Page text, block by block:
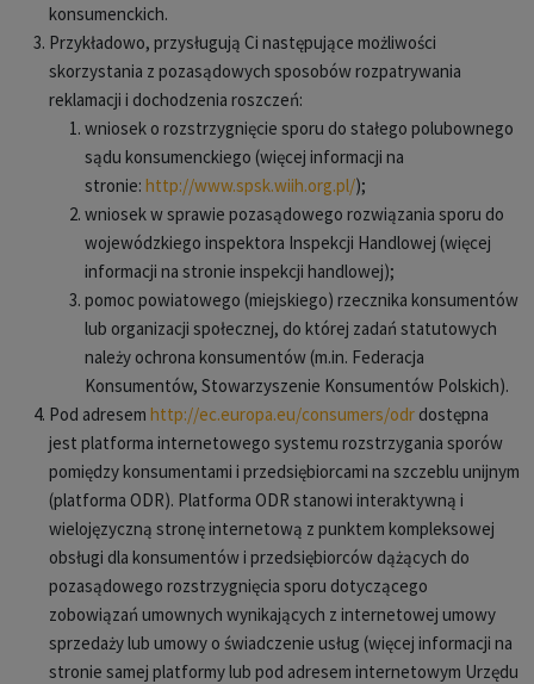
konsumenckich.
Przykładowo, przysługują Ci następujące możliwości
skorzystania z pozasądowych sposobów rozpatrywania
reklamacji i dochodzenia roszczeń:
wniosek o rozstrzygnięcie sporu do stałego polubownego
sądu konsumenckiego (więcej informacji na
stronie:http://www.spsk.wiih.org.pl/);
wniosek w sprawie pozasądowego rozwiązania sporu do
wojewódzkiego inspektora Inspekcji Handlowej (więcej
informacji na stronie inspekcji handlowej);
pomoc powiatowego (miejskiego) rzecznika konsumentów
lub organizacji społecznej, do której zadań statutowych
należy ochrona konsumentów (m.in. Federacja
Konsumentów, Stowarzyszenie Konsumentów Polskich).
Pod adresemhttp://ec.europa.eu/consumers/odr dostępna
jest platforma internetowego systemu rozstrzygania sporów
pomiędzy konsumentami i przedsiębiorcami na szczeblu unijnym
(platforma ODR). Platforma ODR stanowi interaktywną i
wielojęzyczną stronę internetową z punktem kompleksowej
obsługi dla konsumentów i przedsiębiorców dążących do
pozasądowego rozstrzygnięcia sporu dotyczącego
zobowiązań umownych wynikających z internetowej umowy
sprzedaży lub umowy o świadczenie usług (więcej informacji na
stronie samej platformy lub pod adresem internetowym Urzędu